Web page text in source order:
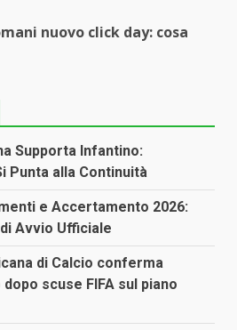
nuovo click day: cosa
Supporta Infantino:
Punta alla Continuità
e Accertamento 2026:
Avvio Ufficiale
di Calcio conferma
scuse FIFA sul piano